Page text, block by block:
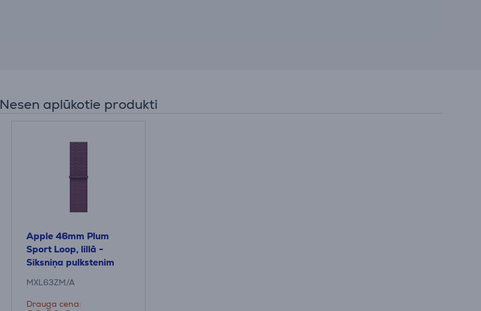
Nesen aplūkotie produkti
Apple 46mm Plum
Sport Loop, lillā -
Siksniņa pulkstenim
MXL63ZM/A
Drauga cena: